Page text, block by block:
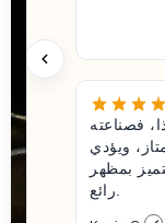
فصناعته
ويؤدي
بمظهر
رائع.